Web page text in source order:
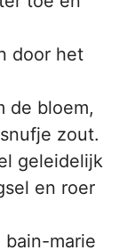
door het
de bloem,
zout.
geleidelijk
en roer
bain-marie